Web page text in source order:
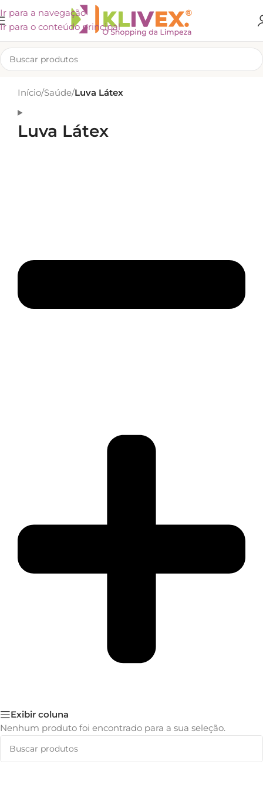
Ir para a navegação
Ir para o conteúdo principal
Início/Saúde/Luva Látex
Luva Látex
Exibir coluna
Nenhum produto foi encontrado para a sua seleção.